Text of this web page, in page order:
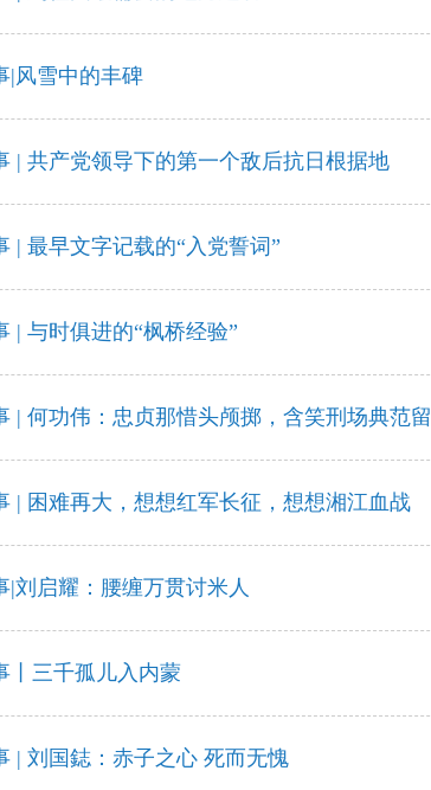
|风雪中的丰碑
| 共产党领导下的第一个敌后抗日根据地
| 最早文字记载的“入党誓词”
| 与时俱进的“枫桥经验”
| 何功伟：忠贞那惜头颅掷，含笑刑场典范留
| 困难再大，想想红军长征，想想湘江血战
刘启耀：腰缠万贯讨米人
丨三千孤儿入内蒙
| 刘国鋕：赤子之心 死而无愧